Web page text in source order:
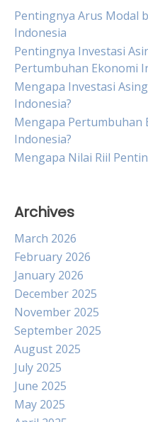
Pentingnya Arus Modal
Indonesia
Pentingnya Investasi
Pertumbuhan Ekonomi
Mengapa Investasi
Indonesia?
Mengapa Pertumbuhan
Indonesia?
Mengapa Nilai Riil
Archives
March 2026
February 2026
January 2026
December 2025
November 2025
September 2025
August 2025
July 2025
June 2025
May 2025